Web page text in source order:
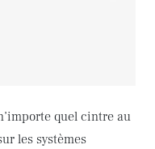
quel cintre au
les systèmes